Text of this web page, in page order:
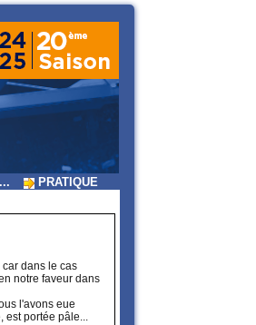
PRATIQUE
car dans le cas
notre faveur dans
l'avons eue
est portée pâle...